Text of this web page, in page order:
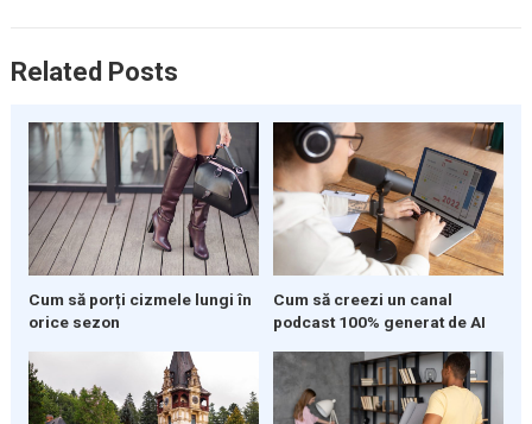
Related Posts
Cum să porți cizmele lungi în
orice sezon
Cum să creezi un canal
podcast 100% generat de AI